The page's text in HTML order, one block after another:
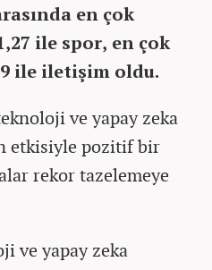
en çok
ile spor, en çok
ile iletişim oldu.
ve yapay zeka
etkisiyle pozitif bir
rekor tazelemeye
ve yapay zeka